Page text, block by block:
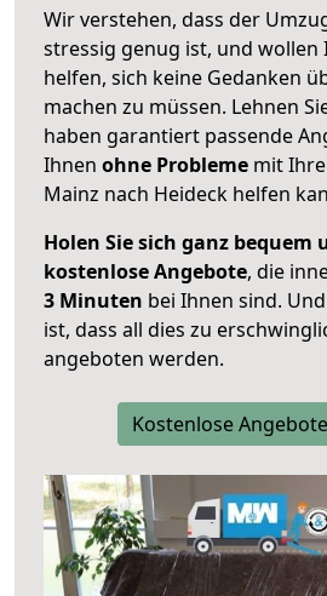
Wir verstehen, dass der
stressig genug ist, und wollen
helfen, sich keine Gedanken
machen zu müssen. Lehnen
haben garantiert passende
Ihnen ohne Probleme mit
Mainz nach Heideck helfen
Holen Sie sich ganz bequem
kostenlose Angebote, die
3 Minuten bei Ihnen sind.
ist, dass all dies zu
angeboten werden.
Kostenlose